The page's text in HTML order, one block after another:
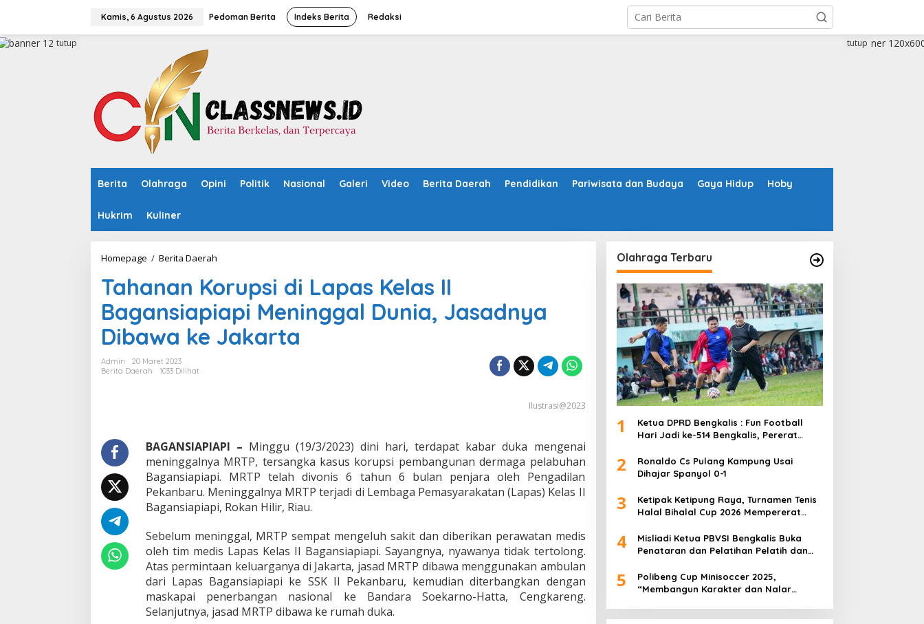
a
Kamis, 6 Agustus 2026 Pedoman Berita Indeks Berita Redaksi
Berita Olahraga Opini Politik Nasional Galeri Video Berita Daerah Pendidikan Pariwisata dan Budaya Gaya Hidup Hoby
Hukrim Kuliner
tutup tutup
Homepage / Berita Daerah
h
a
n
a
K
i
a
p
a
s
e
l
a
s
I
I
B
a
Tahanan Korupsi di Lapas Kelas II
Bagansiapiapi Meninggal Dunia, Jasadnya
Dibawa ke Jakarta
Admin
20 Maret 2023
Berita Daerah
1033 Dilihat
Ilustrasi@2023
BAGANSIAPIAPI – Minggu (19/3/2023) dini hari, terdapat kabar duka mengenai
meninggalnya MRTP, tersangka kasus korupsi pembangunan dermaga pelabuhan
Bagansiapiapi. MRTP telah divonis 6 tahun 6 bulan penjara oleh Pengadilan
Pekanbaru. Meninggalnya MRTP terjadi di Lembaga Pemasyarakatan (Lapas) Kelas II
Bagansiapiapi, Rokan Hilir, Riau.
Sebelum meninggal, MRTP sempat mengeluh sakit dan diberikan perawatan medis
oleh tim medis Lapas Kelas II Bagansiapiapi. Sayangnya, nyawanya tidak tertolong.
Atas permintaan keluarganya di Jakarta, jasad MRTP dibawa menggunakan ambulan
dari Lapas Bagansiapiapi ke SSK II Pekanbaru, kemudian diterbangkan dengan
maskapai penerbangan nasional ke Bandara Soekarno-Hatta, Cengkareng.
Selanjutnya, jasad MRTP dibawa ke rumah duka.
Olahraga Terbaru
1
Ketua DPRD Bengkalis : Fun Football
Hari Jadi ke-514 Bengkalis, Pererat
2
Ronaldo Cs Pulang Kampung Usai
Dihajar Spanyol 0-1
3
Ketipak Ketipung Raya, Turnamen Tenis
Halal Bihalal Cup 2026 Mempererat
4
Misliadi Ketua PBVSI Bengkalis Buka
Penataran dan Pelatihan Pelatih dan
5
Polibeng Cup Minisoccer 2025,
“Membangun Karakter dan Nalar